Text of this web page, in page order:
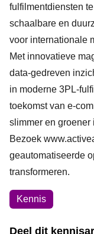
fulfilmentdiensten
schaalbare en
voor internationale
Met innovatieve
data-gedreven
in moderne 3PL-
toekomst van e-
slimmer en groener
Bezoek
geautomatiseerde
transformeren.
Onderwerpen
Kennis
Deel dit